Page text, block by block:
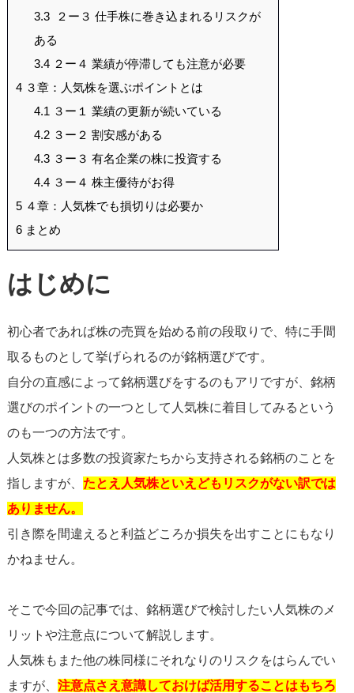
3.3２ー３ 仕手株に巻き込まれるリスクが
ある
3.4２ー４ 業績が停滞しても注意が必要
4３章：人気株を選ぶポイントとは
4.1 ３ー１ 業績の更新が続いている
4.2３ー２ 割安感がある
4.3３ー３ 有名企業の株に投資する
4.4３ー４ 株主優待がお得
5４章：人気株でも損切りは必要か
6まとめ
はじめに
初心者であれば株の売買を始める前の段取りで、特に手間
取るものとして挙げられるのが銘柄選びです。
自分の直感によって銘柄選びをするのもアリですが、銘柄
選びのポイントの一つとして人気株に着目してみるという
のも一つの方法です。
人気株とは多数の投資家たちから支持される銘柄のことを
指しますが、 たとえ人気株といえどもリスクがない訳では
ありません。
引き際を間違えると利益どころか損失を出すことにもなり
かねません。
そこで今回の記事では、銘柄選びで検討したい人気株のメ
リットや注意点について解説します。
人気株もまた他の株同様にそれなりのリスクをはらんでい
ますが、 注意点さえ意識しておけば活用することはもちろ